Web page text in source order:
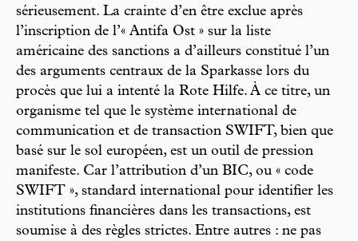
sérieusement. La crainte d’en être exclue après
l’inscription de l’« Antifa Ost » sur la liste
américaine des sanctions a d’ailleurs constitué l’un
des arguments centraux de la Sparkasse lors du
procès que lui a intenté la Rote Hilfe. À ce titre, un
organisme tel que le système international de
communication et de transaction SWIFT, bien que
basé sur le sol européen, est un outil de pression
manifeste. Car l’attribution d’un BIC, ou « code
SWIFT », standard international pour identifier les
institutions financières dans les transactions, est
soumise à des règles strictes. Entre autres : ne pas